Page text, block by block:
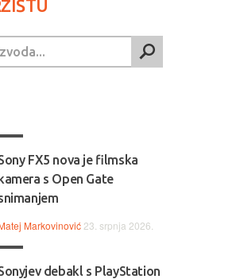
FX5 nova je filmska
kamera s Open Gate
Markovinović 23. srpnja 2026.
debakl s PlayStation